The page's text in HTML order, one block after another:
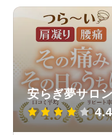
安らぎ夢サロ
4.4